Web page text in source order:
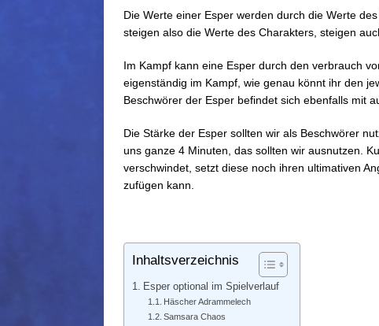
Die Werte einer Esper werden durch die Werte
steigen also die Werte des Charakters, steigen
Im Kampf kann eine Esper durch den verbrauch
eigenständig im Kampf, wie genau könnt ihr den
Beschwörer der Esper befindet sich ebenfalls mit
Die Stärke der Esper sollten wir als Beschwörer
uns ganze 4 Minuten, das sollten wir ausnutzen.
verschwindet, setzt diese noch ihren ultimativen
zufügen kann.
Inhaltsverzeichnis
Esper optional im Spielverlauf
Häscher Adrammelech
Samsara Chaos